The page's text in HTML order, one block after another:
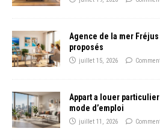
Agence de la mer
proposés
juillet 15, 2026
Appart a louer
mode d’emploi
juillet 11, 2026